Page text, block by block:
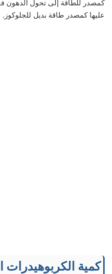
كمصدر للطاقة إلى تحول الدهون
عليها كمصدر طاقة بديل للجلوكوز.
كمية